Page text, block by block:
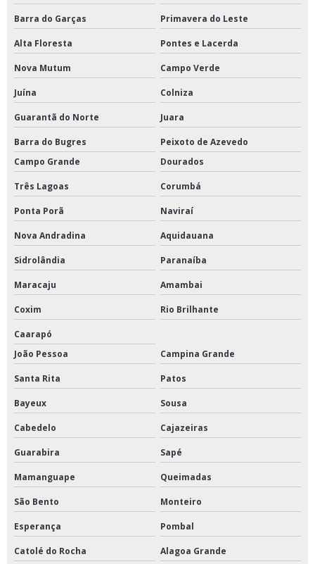
Barra do Garças Primavera do Leste
Alta Floresta Pontes e Lacerda
Nova Mutum Campo Verde
Juína Colniza
Guarantã do Norte Juara
Barra do Bugres
Peixoto de Azevedo
Campo Grande
Dourados
Três Lagoas Corumbá
Ponta Porã Naviraí
Nova Andradina Aquidauana
Sidrolândia Paranaíba
Maracaju Amambai
Coxim Rio Brilhante
Caarapó
João Pessoa
Campina Grande
Santa Rita Patos
Bayeux Sousa
Cabedelo Cajazeiras
Guarabira Sapé
Mamanguape Queimadas
São Bento Monteiro
Esperança Pombal
Catolé do Rocha Alagoa Grande